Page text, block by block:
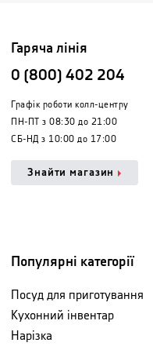
Гаряча лінія
0 (800) 402 204
Графік роботи колл-центру
ПН-ПТ з 08:30 до 21:00
СБ-НД з 10:00 до 17:00
Знайти магазин
Популярні категорії
Посуд для приготування
Кухонний інвентар
Нарізка